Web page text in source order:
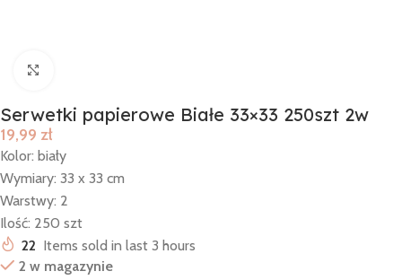
Serwetki papierowe Białe 33×33 250szt 2w
19,99 zł
Kolor: biały
Wymiary: 33 x 33 cm
Warstwy: 2
Ilość: 250 szt
22 Items sold in last 3 hours
2 w magazynie